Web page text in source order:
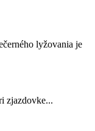
lyžovania je
zjazdovke...